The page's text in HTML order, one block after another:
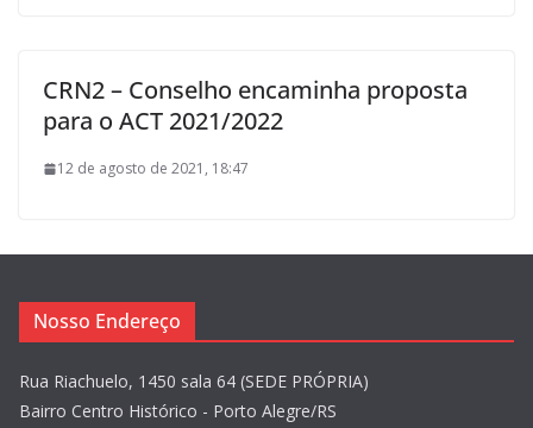
CRN2 – Conselho encaminha proposta
para o ACT 2021/2022
12 de agosto de 2021, 18:47
Nosso Endereço
Rua Riachuelo, 1450 sala 64 (SEDE PRÓPRIA)
Bairro Centro Histórico - Porto Alegre/RS